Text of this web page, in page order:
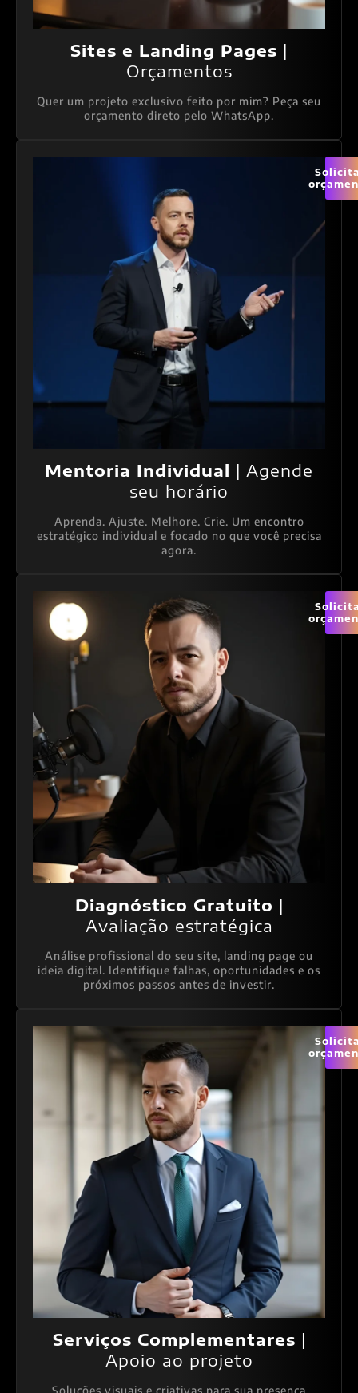
Sites e Landing Pages |
Orçamentos
Quer um projeto exclusivo feito por mim? Peça seu
orçamento direto pelo WhatsApp.
Mentoria Individual | Agende
seu horário
Aprenda. Ajuste. Melhore. Crie. Um encontro
estratégico individual e focado no que você precisa
agora.
Diagnóstico Gratuito |
Avaliação estratégica
Análise profissional do seu site, landing page ou
ideia digital. Identifique falhas, oportunidades e os
próximos passos antes de investir.
Serviços Complementares |
Apoio ao projeto
Soluções visuais e criativas para sua presença